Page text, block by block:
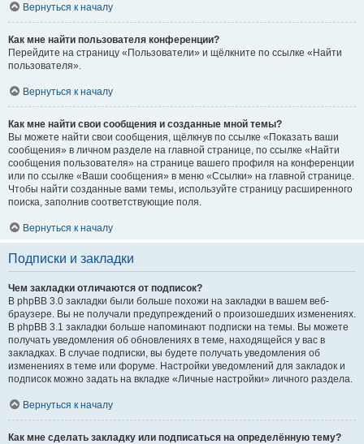
Вернуться к началу
Как мне найти пользователя конференции?
Перейдите на страницу «Пользователи» и щёлкните по ссылке «Найти
пользователя».
Вернуться к началу
Как мне найти свои сообщения и созданные мной темы?
Вы можете найти свои сообщения, щёлкнув по ссылке «Показать ваши
сообщения» в личном разделе на главной странице, по ссылке «Найти
сообщения пользователя» на странице вашего профиля на конференции
или по ссылке «Ваши сообщения» в меню «Ссылки» на главной странице.
Чтобы найти созданные вами темы, используйте страницу расширенного
поиска, заполнив соответствующие поля.
Вернуться к началу
Подписки и закладки
Чем закладки отличаются от подписок?
В phpBB 3.0 закладки были больше похожи на закладки в вашем веб-
браузере. Вы не получали предупреждений о произошедших изменениях.
В phpBB 3.1 закладки больше напоминают подписки на темы. Вы можете
получать уведомления об обновлениях в теме, находящейся у вас в
закладках. В случае подписки, вы будете получать уведомления об
изменениях в теме или форуме. Настройки уведомлений для закладок и
подписок можно задать на вкладке «Личные настройки» личного раздела.
Вернуться к началу
Как мне сделать закладку или подписаться на определённую тему?